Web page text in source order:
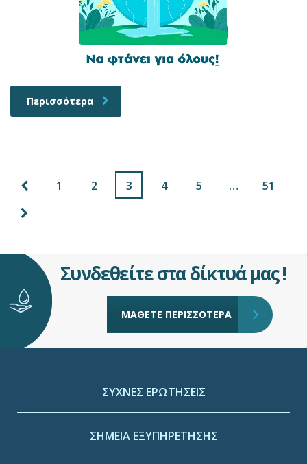
Περισσότερα
1 2 3 4 5 … 51
Συνδεθείτε στα δίκτυά μας !
ΜΑΘΕΤΕ ΠΕΡΙΣΣΟΤΕΡΑ
ΣΥΧΝΕΣ ΕΡΩΤΗΣΕΙΣ
ΣΗΜΕΙΑ ΕΞΥΠΗΡΕΤΗΣΗΣ